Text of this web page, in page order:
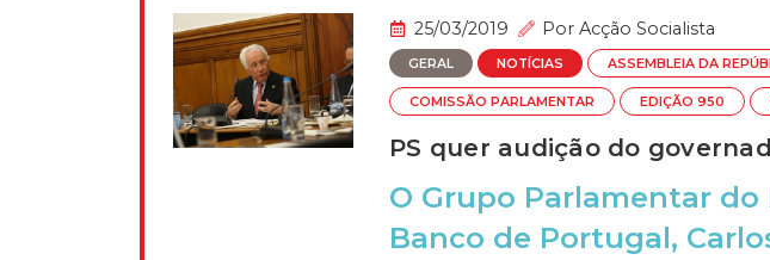
25/03/2019 Por Acção Socialista
GERAL NOTÍCIAS ASSEMBLEIA DA
COMISSÃO PARLAMENTAR EDIÇÃO 950
PS quer audição do
O Grupo Parlamentar
Banco de Portugal,